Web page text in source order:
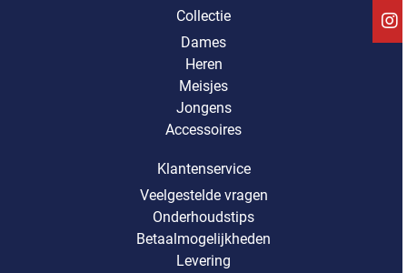
Collectie
Dames
Heren
Meisjes
Jongens
Accessoires
Klantenservice
Veelgestelde vragen
Onderhoudstips
Betaalmogelijkheden
Levering